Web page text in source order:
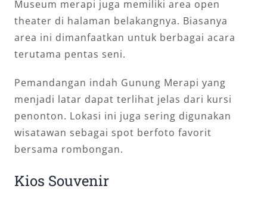
Museum merapi juga memiliki area open
theater di halaman belakangnya. Biasanya
area ini dimanfaatkan untuk berbagai acara
terutama pentas seni.
Pemandangan indah Gunung Merapi yang
menjadi latar dapat terlihat jelas dari kursi
penonton. Lokasi ini juga sering digunakan
wisatawan sebagai spot berfoto favorit
bersama rombongan.
Kios Souvenir